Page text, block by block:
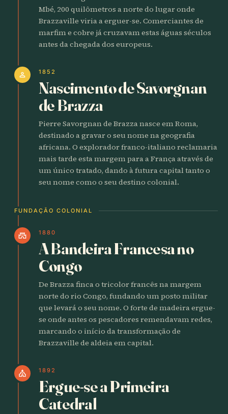
Mbé, 200 quilômetros a norte do lugar onde
Brazzaville viria a erguer-se. Comerciantes de
marfim e cobre já cruzavam estas águas séculos
antes da chegada dos europeus.
person 1852
Nascimento de Savorgnan
de Brazza
Pierre Savorgnan de Brazza nasce em Roma,
destinado a gravar o seu nome na geografia
africana. O explorador franco-italiano reclamaria
mais tarde esta margem para a França através de
um único tratado, dando à futura capital tanto o
seu nome como o seu destino colonial.
FUNDAÇÃO COLONIAL
castle 1880
A Bandeira Francesa no
Congo
De Brazza finca o tricolor francês na margem
norte do rio Congo, fundando um posto militar
que levará o seu nome. O forte de madeira ergue-
se onde antes os pescadores remendavam redes,
marcando o início da transformação de
Brazzaville de aldeia em capital.
church 1892
Ergue-se a Primeira
Catedral